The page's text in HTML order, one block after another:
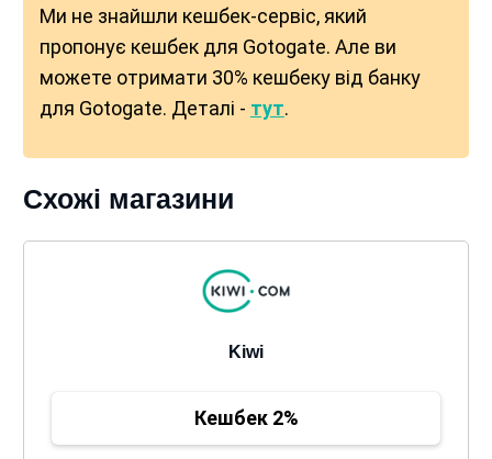
Ми не знайшли кешбек-сервіс, який
пропонує кешбек для Gotogate. Але ви
можете отримати 30% кешбеку від банку
для Gotogate. Деталі - тут.
Схожі магазини
Kiwi
Кешбек 2%